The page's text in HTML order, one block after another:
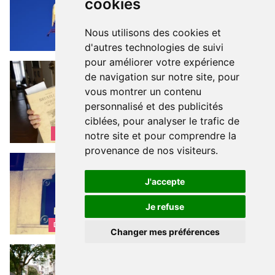
cookies
Nous utilisons des cookies et
d'autres technologies de suivi
pour améliorer votre expérience
de navigation sur notre site, pour
vous montrer un contenu
personnalisé et des publicités
ciblées, pour analyser le trafic de
notre site et pour comprendre la
provenance de nos visiteurs.
J'accepte
Je refuse
Changer mes préférences
VISITES & PATRIMOINE
GÉNÉALOGIE DE BRUXELLES
Facebook bruxellois de 1812
Le Facebook bruxellois de 1812
DÉCOUVRIR BRUXELLES
ICI C'EST BRUXELLES
c’est Bruxelles : la preuve !
Paris, c’est Bruxelles : la preuve !
Bruxelles ma belle